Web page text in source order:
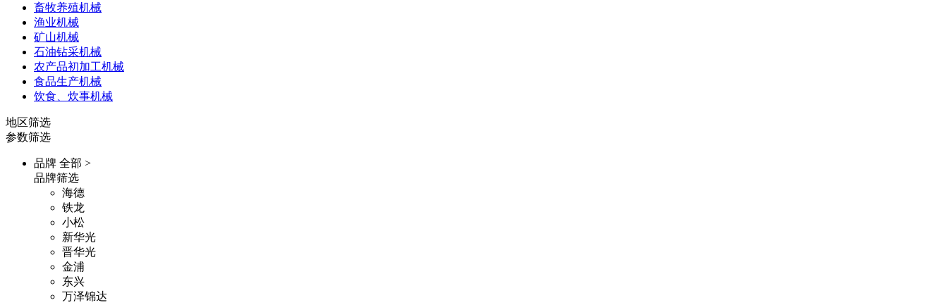
畜牧养殖机械
渔业机械
矿山机械
石油钻采机械
农产品初加工机械
食品生产机械
饮食、炊事机械
地区筛选
参数筛选
品牌 全部 >
品牌筛选
海德
铁龙
小松
新华光
晋华光
金浦
东兴
万泽锦达